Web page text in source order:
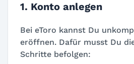
1. Konto anlegen
Bei eToro kannst Du
eröffnen. Dafür musst Du
Schritte befolgen: